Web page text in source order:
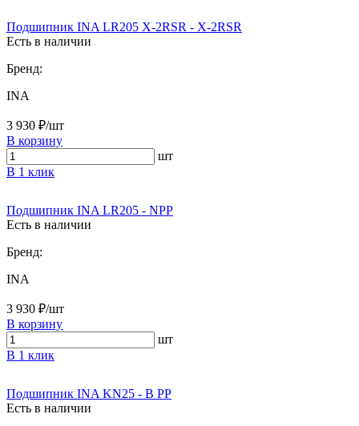
Подшипник INA LR205 X-2RSR - X-2RSR
Есть в наличии
Бренд:
INA
3 930 ₽/шт
В корзину
шт
В 1 клик
Подшипник INA LR205 - NPP
Есть в наличии
Бренд:
INA
3 930 ₽/шт
В корзину
шт
В 1 клик
Подшипник INA KN25 - B PP
Есть в наличии